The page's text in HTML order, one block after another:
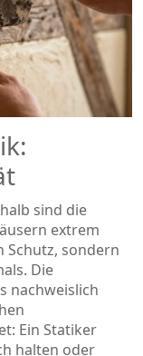
sind die
extrem
Schutz, sondern
Die
nachweislich
Ein Statiker
halten oder